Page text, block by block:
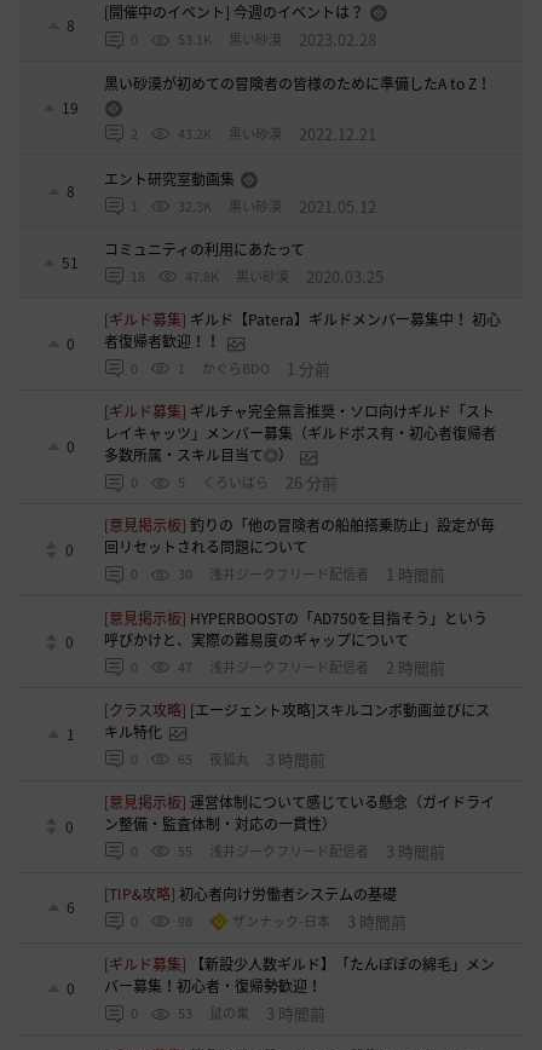
8
[開催中のイベント] 今週のイベントは？
0 53.1K 黒い砂漠 2023.02.28
19
黒い砂漠が初めての冒険者の皆様のために準備したA to Z！
2 43.2K 黒い砂漠 2022.12.21
8
エント研究室動画集
1 32.3K 黒い砂漠 2021.05.12
51
コミュニティの利用にあたって
18 47.8K 黒い砂漠 2020.03.25
0
[ギルド募集] ギルド【Patera】ギルドメンバー募集中！ 初心
者復帰者歓迎！！
0 1 かぐらBDO 1 分前
0
[ギルド募集] ギルチャ完全無言推奨・ソロ向けギルド「スト
レイキャッツ」メンバー募集（ギルドボス有・初心者復帰者
多数所属・スキル目当て◎）
0 5 くろいばら 26 分前
0
[意見掲示板]釣りの「他の冒険者の船舶搭乗防止」設定が毎
回リセットされる問題について
0 30 浅井ジークフリード配信者 1 時間前
0
[意見掲示板] HYPERBOOSTの「AD750を目指そう」という
呼びかけと、実際の難易度のギャップについて
0 47 浅井ジークフリード配信者 2 時間前
1
[クラス攻略] [エージェント攻略]スキルコンボ動画並びにス
キル特化
0 65 夜狐丸 3 時間前
0
[意見掲示板]運営体制について感じている懸念（ガイドライ
ン整備・監査体制・対応の一貫性）
0 55 浅井ジークフリード配信者 3 時間前
6
[TIP&攻略]初心者向け労働者システムの基礎
0 98 ザンナック-日本 3 時間前
0
[ギルド募集]
【新設少人数ギルド】「たんぽぽの綿毛」メン
バー募集！初心者・復帰勢歓迎！
0 53 鼠の巣 3 時間前